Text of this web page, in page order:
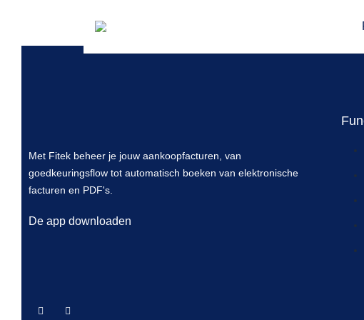
Yes. All extracted fields can be adjusted by users with the right
Met Fitek beheer je jouw aankoopfacturen, van
goedkeuringsflow tot automatisch boeken van elektronische
facturen en PDF's.
De app downloaden